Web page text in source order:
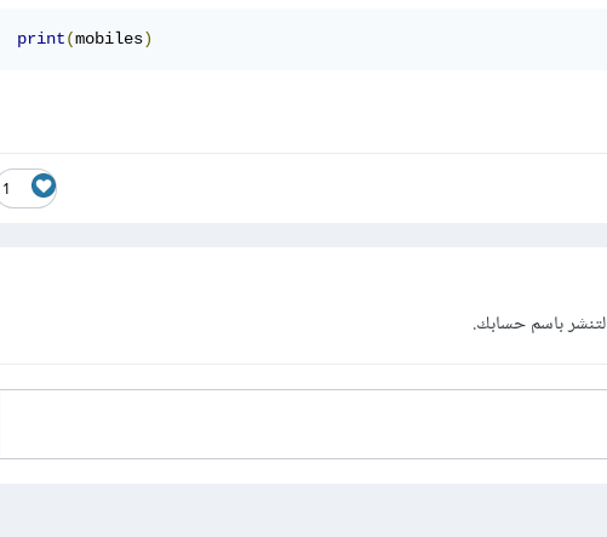
print(mobiles)
1
لتنشر باسم حسابك.